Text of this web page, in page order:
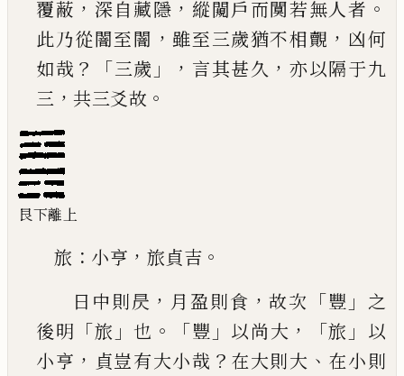
覆蔽 ， 深自藏隱 ， 縱闚戶而闃若無人者 。
此乃從闇至闇 ，雖至三歲猶不相覿 ， 凶何
如哉 ？「三歲 」， 言其甚久 ，亦以隔于九
三 ， 共三爻故 。
艮下離上
旅 ： 小亨 ， 旅貞吉 。
日中則昃 ， 月盈則食 ，故次 「豐 」 之
後明 「旅 」也 。「豐 」 以尚大 ，「旅 」 以
小亨 ， 貞豈有大小哉 ？ 在大則大 、 在小則